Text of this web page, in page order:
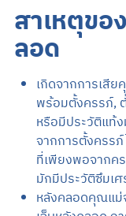
สาเหตุขอ
ลอด
เกิดจากการเสีย
พร้อมตั้งครรภ์,
หรือมีประวัติแท้
จากการตั้งครร
ที่เพียงพอจากค
มักมีประวัติซึมเ
หลังคลอดคุณแม่